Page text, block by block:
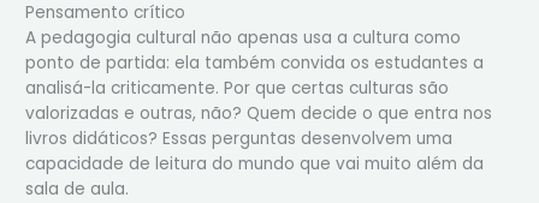
Pensamento crítico
A pedagogia cultural não apenas usa a cultura como
ponto de partida: ela também convida os estudantes a
analisá-la criticamente. Por que certas culturas são
valorizadas e outras, não? Quem decide o que entra nos
livros didáticos? Essas perguntas desenvolvem uma
capacidade de leitura do mundo que vai muito além da
sala de aula.